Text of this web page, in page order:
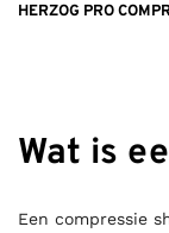
HERZOG PRO
Wat is
Een compressie